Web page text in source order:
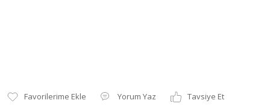
Yorum Yaz
Tavsiye Et